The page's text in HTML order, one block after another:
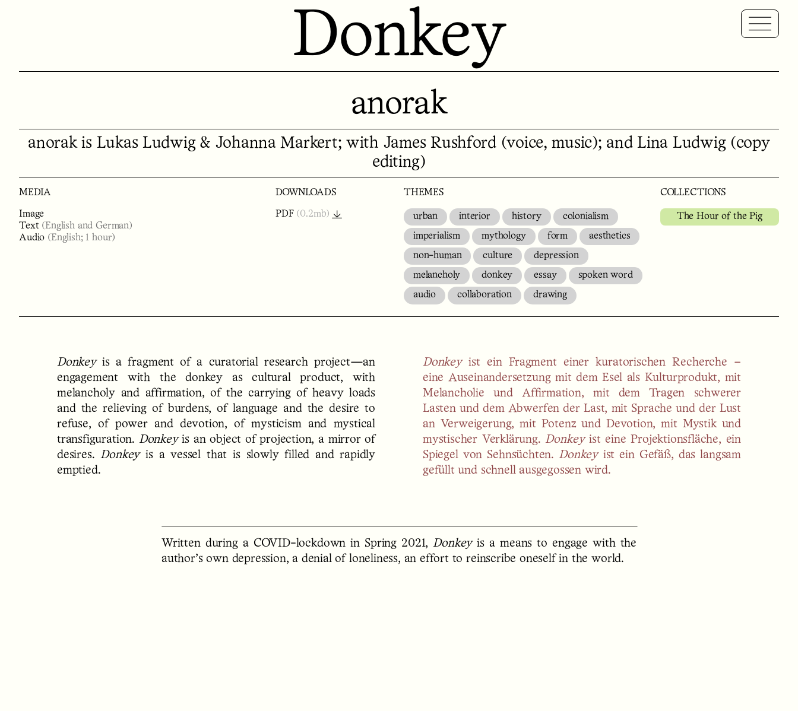
Donkey
anorak
anorak is Lukas Ludwig & Johanna Markert; with James Rushford (voice, music); and Lina Ludwig (copy
editing)
MEDIA
Image
Text (English and German)
Audio (English; 1 hour)
DOWNLOADS
PDF (0.2mb)
THEMES
urban interior history colonialism
imperialism mythology form aesthetics
non-human culture depression
melancholy donkey essay spoken word
audio collaboration drawing
COLLECTIONS
The Hour of the Pig
Donkeyis a fragment of a curatorial research project—an
engagement with the donkey as cultural product, with
melancholy and affirmation, of the carrying of heavy loads
and the relieving of burdens, of language and the desire to
refuse, of power and devotion, of mysticism and mystical
transfiguration. Donkeyis an object of projection, a mirror of
desires. Donkeyis a vessel that is slowly filled and rapidly
emptied.
Donkeyist ein Fragment einer kuratorischen Recherche –
eine Auseinandersetzung mit dem Esel als Kulturprodukt, mit
Melancholie und Affirmation, mit dem Tragen schwerer
Lasten und dem Abwerfen der Last, mit Sprache und der Lust
an Verweigerung, mit Potenz und Devotion, mit Mystik und
mystischer Verklärung. Donkeyist eine Projektionsfläche, ein
Spiegel von Sehnsüchten. Donkey ist ein Gefäß, das langsam
gefüllt und schnell ausgegossen wird.
Written during a COVID-lockdown in Spring 2021, Donkeyis a means to engage with the
author’s own depression, a denial of loneliness, an effort to reinscribe oneself in the world.